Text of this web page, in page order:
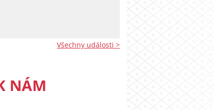
Všechny události >
NÁM